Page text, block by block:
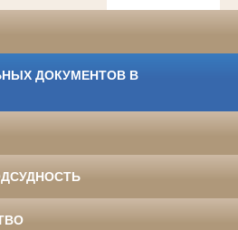
ДОКУМЕНТОВ В